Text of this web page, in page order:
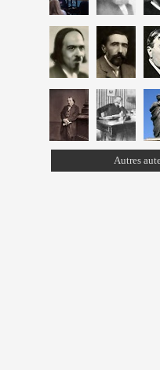
Autres